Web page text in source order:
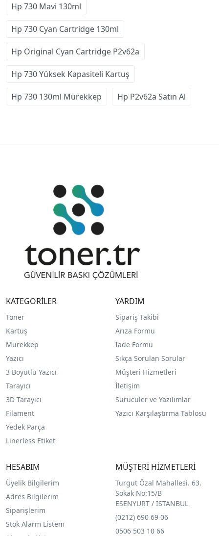
Hp 730 Mavi 130ml
Hp 730 Cyan Cartridge 130ml
Hp Original Cyan Cartridge P2v62a
Hp 730 Yüksek Kapasiteli Kartuş
Hp 730 130ml Mürekkep Hp P2v62a Satın Al
KATEGORİLER
Toner
Kartuş
Mürekkep
Yazıcı
3 Boyutlu Yazıcı
Tarayıcı
3D Tarayıcı
Filament
Yedek Parça
Linerless Etiket
YARDIM
Sipariş Takibi
Arıza Formu
İade Formu
Sıkça Sorulan Sorular
Müşteri Hizmetleri
İletişim
Sürücüler ve Yazılımlar
Yazıcı Karşılaştırma Tablosu
HESABIM
Üyelik Bilgilerim
Adres Bilgilerim
Siparişlerim
Stok Alarm Listem
MÜŞTERİ HİZMETLERİ
Turgut Özal Mahallesi. 63.
Sokak No:15/B
ESENYURT / İSTANBUL
(0212) 690 69 06
0506 503 10 66